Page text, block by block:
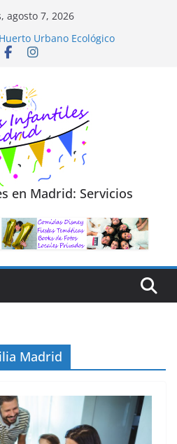
agosto 7, 2026
Moda y Reciclaje de Prendas
Urbano Ecológico
LA NATURALEZA
para niños
en Madrid: Servicios
Madrid